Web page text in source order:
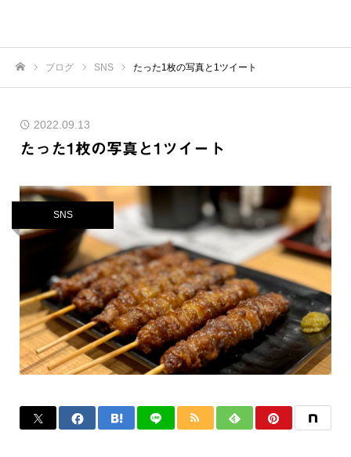
ブログ SNS たった1枚の写真と1ツイート
2022.09.13
たった1枚の写真と1ツイート
SNS